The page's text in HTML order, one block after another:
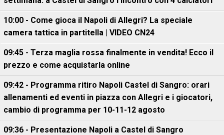
10:00 - Come gioca il Napoli di Allegri? La speciale
camera tattica in partitella | VIDEO CN24
09:45 - Terza maglia rossa finalmente in vendita! Ecco il
prezzo e come acquistarla online
09:42 - Programma ritiro Napoli Castel di Sangro: orari
allenamenti ed eventi in piazza con Allegri e i giocatori,
cambio di programma per 10-11-12 agosto
09:36 - Presentazione Napoli a Castel di Sangro